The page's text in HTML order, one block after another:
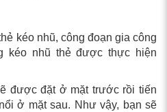
kéo nhũ, công đoạn gia công
kéo nhũ thẻ được thực hiện
được đặt ở mặt trước rồi tiến
ở mặt sau. Như vậy, bạn sẽ